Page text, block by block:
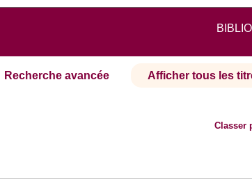
Recherche avancée Afficher tous les
Classer